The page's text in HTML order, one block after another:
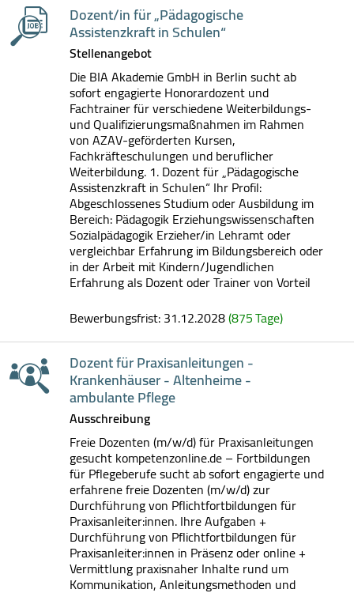
Dozent/in für „Pädagogische
Assistenzkraft in Schulen“
Stellenangebot
Die BIA Akademie GmbH in Berlin sucht ab
sofort engagierte Honorardozent und
Fachtrainer für verschiedene Weiterbildungs-
und Qualifizierungsmaßnahmen im Rahmen
von AZAV-geförderten Kursen,
Fachkräfteschulungen und beruflicher
Weiterbildung. 1. Dozent für „Pädagogische
Assistenzkraft in Schulen“ Ihr Profil:
Abgeschlossenes Studium oder Ausbildung im
Bereich: Pädagogik Erziehungswissenschaften
Sozialpädagogik Erzieher/in Lehramt oder
vergleichbar Erfahrung im Bildungsbereich oder
in der Arbeit mit Kindern/Jugendlichen
Erfahrung als Dozent oder Trainer von Vorteil
Bewerbungsfrist: 31.12.2028(875 Tage)
Dozent für Praxisanleitungen -
Krankenhäuser - Altenheime -
ambulante Pflege
Ausschreibung
Freie Dozenten (m/w/d) für Praxisanleitungen
gesucht kompetenzonline.de – Fortbildungen
für Pflegeberufe sucht ab sofort engagierte und
erfahrene freie Dozenten (m/w/d) zur
Durchführung von Pflichtfortbildungen für
Praxisanleiter:innen. Ihre Aufgaben +
Durchführung von Pflichtfortbildungen für
Praxisanleiter:innen in Präsenz oder online +
Vermittlung praxisnaher Inhalte rund um
Kommunikation, Anleitungsmethoden und